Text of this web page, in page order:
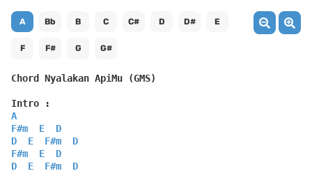
A Bb B C C# D D# E
F F# G G#
Chord Nyalakan ApiMu (GMS)
Intro :
A
F#m
E
D
D
E F#m
D
F#m
E
D
D
E F#m D